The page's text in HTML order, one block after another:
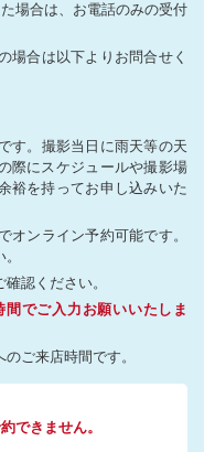
場合は、お電話のみの受付
場合は以下よりお問合せく
す。撮影当日に雨天等の天
際にスケジュールや撮影場
裕を持ってお申し込みいた
ンライン予約可能です。
確認ください。
でご入力お願いいたしま
ご来店時間です。
できません。